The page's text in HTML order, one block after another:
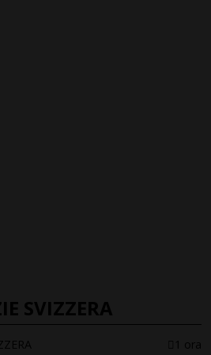
SVIZZERA
1 ora